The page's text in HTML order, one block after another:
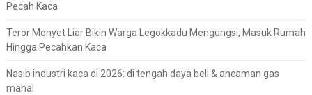
Pecah Kaca
Teror Monyet Liar Bikin Warga Legokkadu Mengungsi, Masuk Rumah
Hingga Pecahkan Kaca
Nasib industri kaca di 2026: di tengah daya beli & ancaman gas
mahal